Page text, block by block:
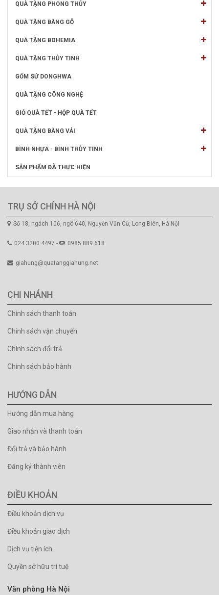
QUÀ TẶNG PHONG THỦY
QUÀ TẶNG BẰNG GỖ
QUÀ TẶNG BOHEMIA
QUÀ TẶNG THỦY TINH
GỐM SỨ DONGHWA
QUÀ TẶNG CÔNG NGHỆ
GIỎ QUÀ TẾT - HỘP QUÀ TẾT
QUÀ TẶNG BẰNG VẢI
BÌNH NHỰA - BÌNH THỦY TINH
SẢN PHẨM ĐÃ THỰC HIỆN
TRỤ SỞ CHÍNH HÀ NỘI
Số 18, ngách 106, ngõ 640, Nguyễn Văn Cừ, Long Biên, Hà Nội
024.3200.4497 - 0985 889 618
giahung@quatanggiahung.net
CHI NHÁNH
Chính sách thanh toán
Chính sách vận chuyển
Chính sách đổi trả
Chính sách bảo hành
HƯỚNG DẪN
Hướng dẫn mua hàng
Giao nhận và thanh toán
Đổi trả và bảo hành
Đăng ký thành viên
ĐIỀU KHOẢN
Điều khoản dịch vụ
Điều khoản giao dịch
Dịch vụ tiện ích
Quyền sở hữu trí tuệ
Văn phòng Hà Nội